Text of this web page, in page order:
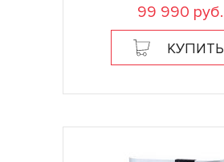
99 990 руб.
КУПИТЬ